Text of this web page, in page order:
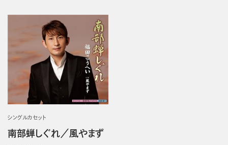
シングルカセット
南部蝉しぐれ／風やまず